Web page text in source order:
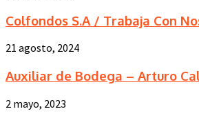
Colfondos S.A / Trabaja Con
21 agosto, 2024
Auxiliar de Bodega – Arturo
2 mayo, 2023